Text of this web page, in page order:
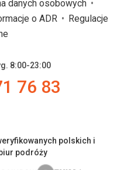
danych osobowych
o ADR
Regulacje
8:00-23:00
76 83
polskich i
podróży